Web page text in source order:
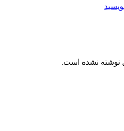
نوشته نشده است.